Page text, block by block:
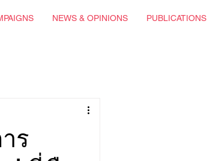
NEWS & OPINIONS PUBLICATIONS
ร